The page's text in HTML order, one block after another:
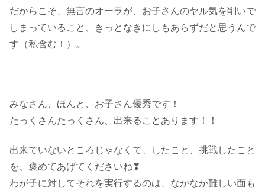
だからこそ、無言のオーラが、お子さんのヤル気を削いで
しまっていること、きっとなきにしもあらずだと思うんで
す（私含む！）。
みなさん、ほんと、お子さん優秀です！
たっくさんたっくさん、出来ることあります！！
出来ていないところじゃなくて、したこと、挑戦したこと
を、褒めてあげてくださいね❣
わが子に対してそれを実行するのは、なかなか難しい面も